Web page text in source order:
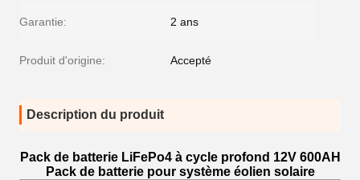
Garantie: 2 ans
Produit d'origine: Accepté
Description du produit
Pack de batterie LiFePo4 à cycle profond 12V 600AH
Pack de batterie pour système éolien solaire